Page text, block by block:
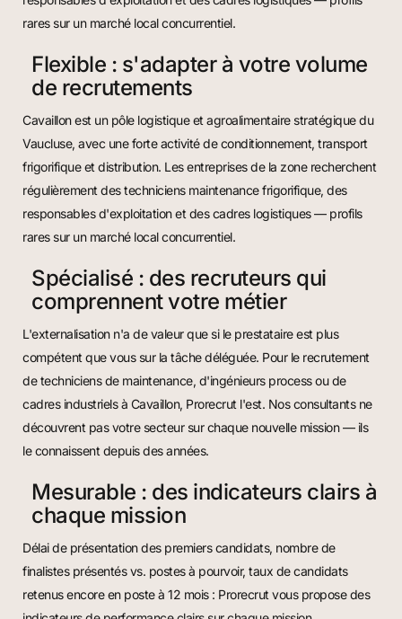
rares sur un marché local concurrentiel.
Flexible : s'adapter à votre volume
de recrutements
Cavaillon est un pôle logistique et agroalimentaire stratégique du
Vaucluse, avec une forte activité de conditionnement, transport
frigorifique et distribution. Les entreprises de la zone recherchent
régulièrement des techniciens maintenance frigorifique, des
responsables d'exploitation et des cadres logistiques — profils
rares sur un marché local concurrentiel.
Spécialisé : des recruteurs qui
comprennent votre métier
L'externalisation n'a de valeur que si le prestataire est plus
compétent que vous sur la tâche déléguée. Pour le recrutement
de techniciens de maintenance, d'ingénieurs process ou de
cadres industriels à Cavaillon, Prorecrut l'est. Nos consultants ne
découvrent pas votre secteur sur chaque nouvelle mission — ils
le connaissent depuis des années.
Mesurable : des indicateurs clairs à
chaque mission
Délai de présentation des premiers candidats, nombre de
finalistes présentés vs. postes à pourvoir, taux de candidats
retenus encore en poste à 12 mois : Prorecrut vous propose des